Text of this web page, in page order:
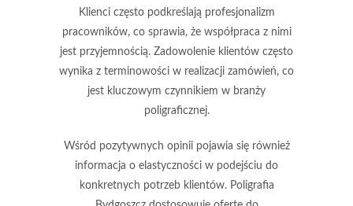
Klienci często podkreślają profesjonalizm
pracowników, co sprawia, że współpraca z nimi
jest przyjemnością. Zadowolenie klientów często
wynika z terminowości w realizacji zamówień, co
jest kluczowym czynnikiem w branży
poligraficznej.
Wśród pozytywnych opinii pojawia się również
informacja o elastyczności w podejściu do
konkretnych potrzeb klientów. Poligrafia